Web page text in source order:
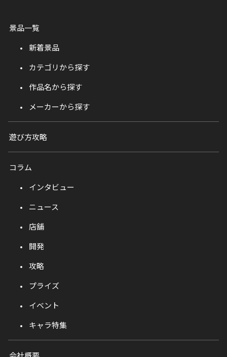
景品一覧
新着景品
カテゴリから探す
作品名から探す
メーカーから探す
遊び方攻略
コラム
インタビュー
ニュース
店舗
開発
攻略
プライズ
イベント
キャラ特集